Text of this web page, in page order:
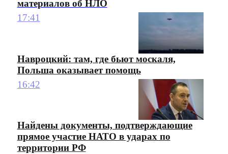
материалов об НЛО
17:41
Навроцкий: там, где бьют москаля,
Польша оказывает помощь
16:42
Найдены документы, подтверждающие
прямое участие НАТО в ударах по
территории РФ